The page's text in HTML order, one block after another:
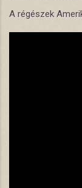
A régészek